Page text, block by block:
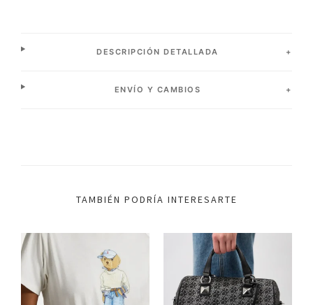
DESCRIPCIÓN DETALLADA
ENVÍO Y CAMBIOS
TAMBIÉN PODRÍA INTERESARTE